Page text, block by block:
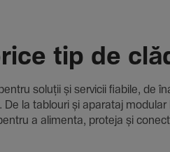
tip de
soluții și servicii fiabile, de
la tablouri și aparataj
a alimenta, proteja și